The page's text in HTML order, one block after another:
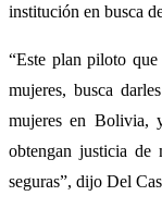
institución en busca
“Este plan piloto
mujeres, busca
mujeres en Bolivia,
obtengan justicia de
seguras”, dijo Del